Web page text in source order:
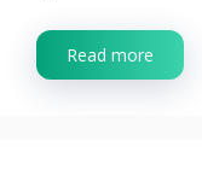
Read more